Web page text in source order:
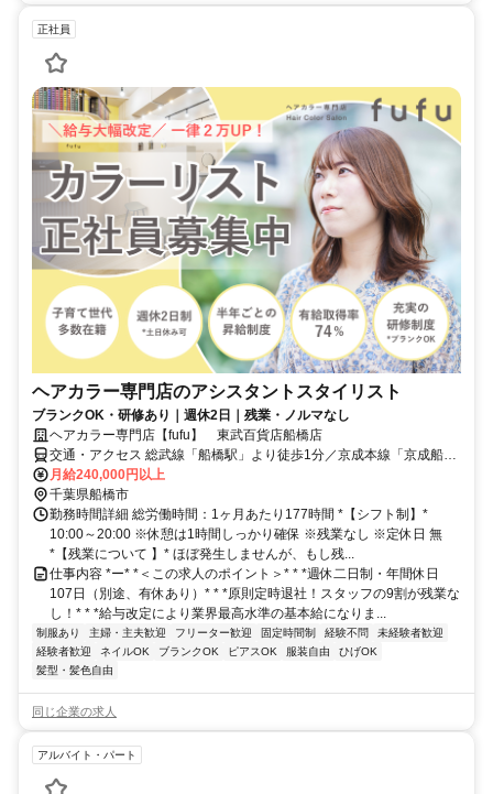
正社員
ヘアカラー専門店のアシスタントスタイリスト
ブランクOK・研修あり｜週休2日｜残業・ノルマなし
ヘアカラー専門店【fufu】 東武百貨店船橋店
交通・アクセス 総武線「船橋駅」より徒歩1分／京成本線「京成船橋
駅」より徒歩2分
月給240,000円以上
千葉県船橋市
勤務時間詳細 総労働時間：1ヶ月あたり177時間 *【シフト制】*
10:00～20:00 ※休憩は1時間しっかり確保 ※残業なし ※定休日 無
*【残業について 】* ほぼ発生しませんが、もし残...
仕事内容 *ー* *＜この求人のポイント＞* * *週休二日制・年間休日
107日（別途、有休あり）* * *原則定時退社！スタッフの9割が残業な
し！* * *給与改定により業界最高水準の基本給になりま...
制服あり 主婦・主夫歓迎 フリーター歓迎 固定時間制 経験不問
未経験者歓迎
経験者歓迎
ネイルOK ブランクOK ピアスOK 服装自由
ひげOK
髪型・髪色自由
同じ企業の求人
アルバイト・パート